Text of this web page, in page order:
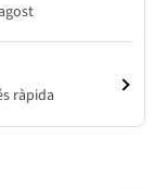
ràpida